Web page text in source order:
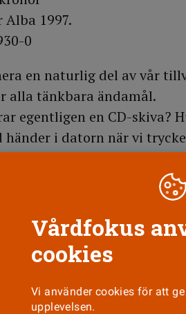
Alba 1997.
0
en naturlig del av vår
alla tänkbara ändamål.
egentligen en CD-skiva?
händer i datorn när vi
förklaras i boken, som är
ett utförligt avsnitt om
och mikroprocessorer till
första programmerbara
inte att omsätta i
ännu.
Vårdfokus
cookies
Vi använder cookies för att
upplevelsen.